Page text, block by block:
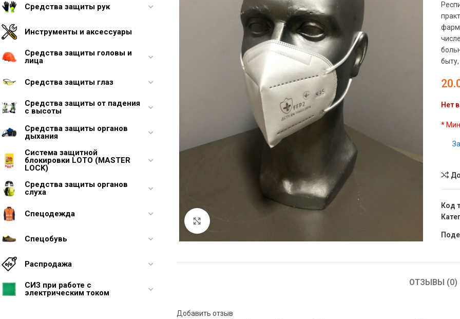
Средства защиты рук
Инструменты и аксессуары
Средства защиты головы и
лица
Средства защиты глаз
Средства защиты от падения
с высоты
Средства защиты органов
дыхания
Система защитной
блокировки LOTO (MASTER
LOCK)
Средства защиты органов
слуха
Спецодежда
Спецобувь
Распродажа
СИЗ при работе с
электрическим током
Увеличить
Нет
*
Код
ОТЗЫВЫ (0)
Добавить отзыв